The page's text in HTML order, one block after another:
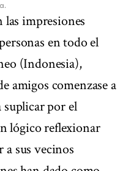
impresiones
en todo el
(Indonesia),
amigos comenzase a
suplicar por el
lógico reflexionar
a sus vecinos